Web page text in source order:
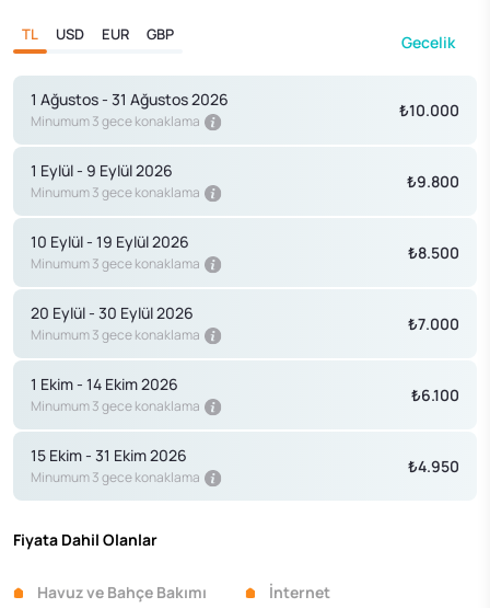
TL USD EUR GBP Gecelik
1 Ağustos - 31 Ağustos 2026
Minumum 3 gece konaklama
₺10.000
1 Eylül - 9 Eylül 2026
Minumum 3 gece konaklama
₺9.800
10 Eylül - 19 Eylül 2026
Minumum 3 gece konaklama
₺8.500
20 Eylül - 30 Eylül 2026
Minumum 3 gece konaklama
₺7.000
1 Ekim - 14 Ekim 2026
Minumum 3 gece konaklama
₺6.100
15 Ekim - 31 Ekim 2026
Minumum 3 gece konaklama
₺4.950
Fiyata Dahil Olanlar
Havuz ve Bahçe Bakımı İnternet